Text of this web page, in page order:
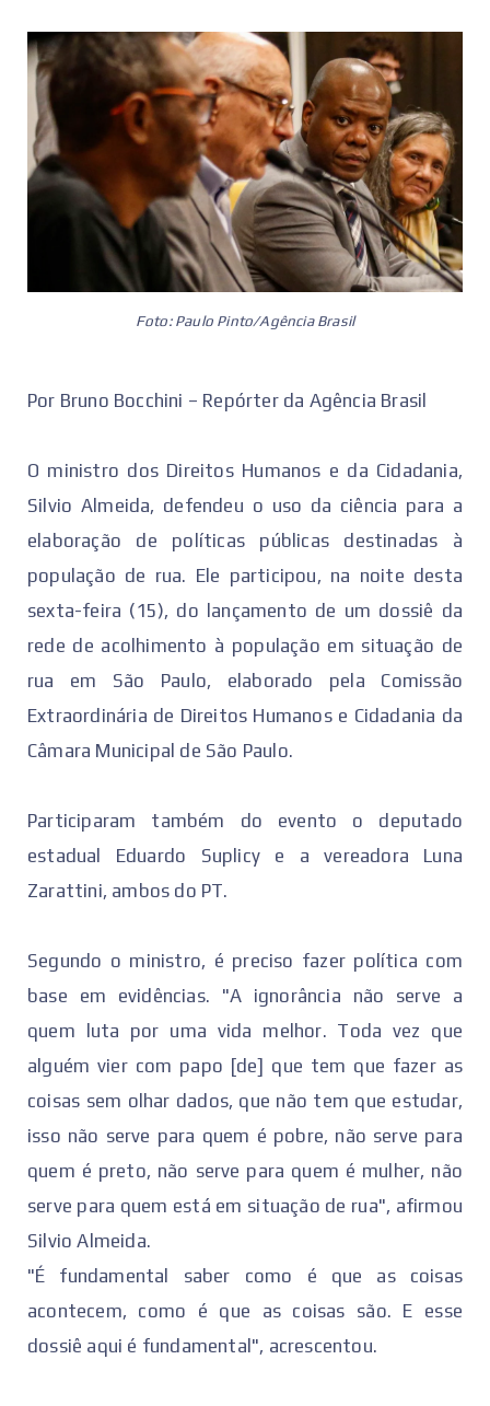
Foto: Paulo Pinto/Agência Brasil
Por Bruno Bocchini – Repórter da Agência Brasil
O ministro dos Direitos Humanos e da Cidadania,
Silvio Almeida, defendeu o uso da ciência para a
elaboração de políticas públicas destinadas à
população de rua. Ele participou, na noite desta
sexta-feira (15), do lançamento de um dossiê da
rede de acolhimento à população em situação de
rua em São Paulo, elaborado pela Comissão
Extraordinária de Direitos Humanos e Cidadania da
Câmara Municipal de São Paulo.
Participaram também do evento o deputado
estadual Eduardo Suplicy e a vereadora Luna
Zarattini, ambos do PT.
Segundo o ministro, é preciso fazer política com
base em evidências. "A ignorância não serve a
quem luta por uma vida melhor. Toda vez que
alguém vier com papo [de] que tem que fazer as
coisas sem olhar dados, que não tem que estudar,
isso não serve para quem é pobre, não serve para
quem é preto, não serve para quem é mulher, não
serve para quem está em situação de rua", afirmou
Silvio Almeida.
"É fundamental saber como é que as coisas
acontecem, como é que as coisas são. E esse
dossiê aqui é fundamental", acrescentou.